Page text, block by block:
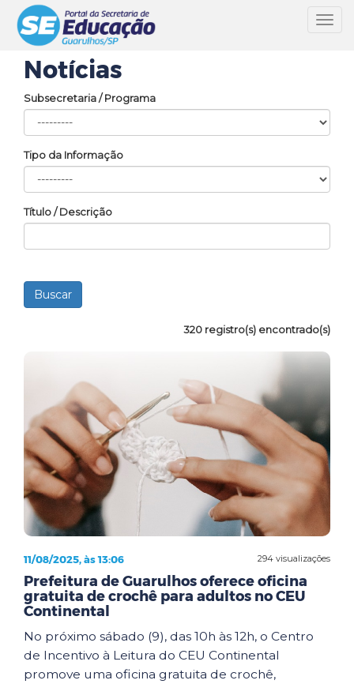
Notícias
Subsecretaria / Programa
Tipo da Informação
Título / Descrição
320 registro(s) encontrado(s)
294 visualizações
11/08/2025, às 13:06
Prefeitura de Guarulhos oferece oficina
gratuita de crochê para adultos no CEU
Continental
No próximo sábado (9), das 10h às 12h, o Centro
de Incentivo à Leitura do CEU Continental
promove uma oficina gratuita de crochê,